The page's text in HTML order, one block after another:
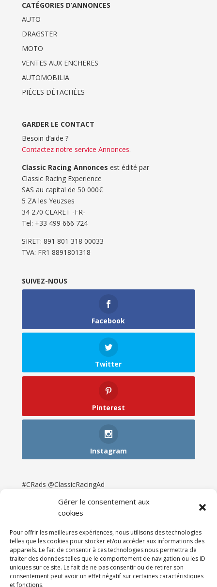
Gérer le consentement aux
cookies
Pour offrir les meilleures expériences, nous utilisons des technologies
telles que les cookies pour stocker et/ou accéder aux informations des
appareils. Le fait de consentir à ces technologies nous permettra de
traiter des données telles que le comportement de navigation ou les ID
uniques sur ce site. Le fait de ne pas consentir ou de retirer son
consentement peut avoir un effet négatif sur certaines caractéristiques
et fonctions.
CATÉGORIES D’ANNONCES
AUTO
DRAGSTER
MOTO
VENTES AUX ENCHERES
AUTOMOBILIA
PIÈCES DÉTACHÉES
GARDER LE CONTACT
Besoin d’aide ?
Contactez notre service Annonces.
Classic Racing Annonces est édité par
Classic Racing Experience
SAS au capital de 50 000€
5 ZA les Yeuzses
34 270 CLARET -FR-
Tel: ‭+33 499 666 724‬
SIRET: 891 801 318 00033
TVA: FR1 8891801318
SUIVEZ-NOUS
Facebook
Twitter
Pinterest
Instagram
#CRads @ClassicRacingAd